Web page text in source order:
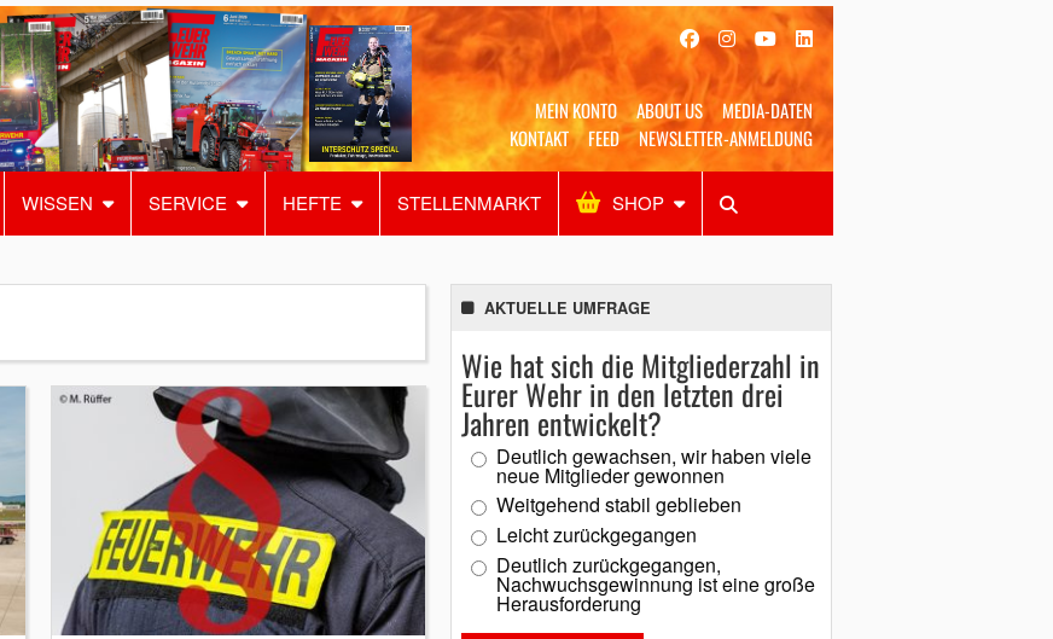
MEIN KONTO ABOUT US
MEDIA-DATEN
KONTAKT
FEED NEWSLETTER-ANMELDUNG
WISSEN SERVICE HEFTE STELLENMARKT SHOP
Alles Shop SUCHEN
AKTUELLE UMFRAGE
Wie hat sich die Mitgliederzahl in
Eurer Wehr in den letzten drei
Jahren entwickelt?
Deutlich gewachsen, wir haben viele
neue Mitglieder gewonnen
Weitgehend stabil geblieben
Leicht zurückgegangen
Deutlich zurückgegangen,
Nachwuchsgewinnung ist eine große
Herausforderung